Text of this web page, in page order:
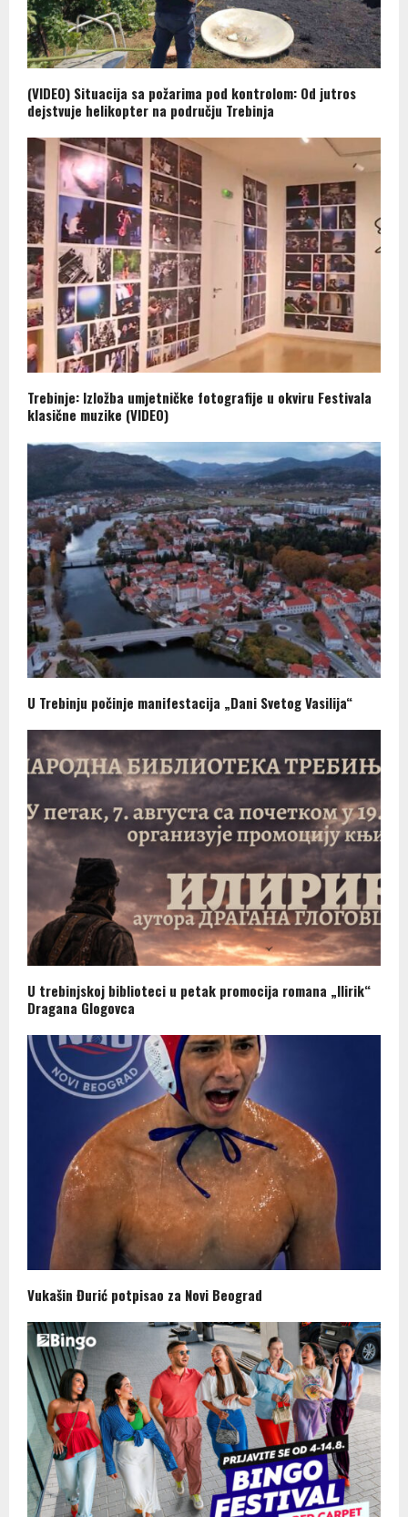
(VIDEO) Situacija sa požarima pod kontrolom: Od jutros
dejstvuje helikopter na području Trebinja
Trebinje: Izložba umjetničke fotografije u okviru Festivala
klasične muzike (VIDEO)
U Trebinju počinje manifestacija „Dani Svetog Vasilija“
U trebinjskoj biblioteci u petak promocija romana „Ilirik“
Dragana Glogovca
Vukašin Đurić potpisao za Novi Beograd